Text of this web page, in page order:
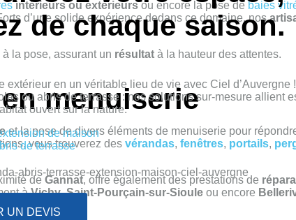
de chaque saison.
extérieur en un véritable lieu de vie avec Ciel d’Auvergne
ou abris de terrasse : nos solutions sur-mesure allient
ouvert sur la nature.
de maison
de terrasse
UN DEVIS
intérieurs ou extérieursou encore la pose de baies
d’une solide expérience dedans ce domaine, nos
la pose, assurant un résultat à la hauteur des attentes.
menuiserie
et la pose de divers éléments de menuiserie pour
vous trouverez des vérandas, fenêtres, portails,
de Gannat, offre également des prestations de
àVichy,Saint-Pourçain-sur-Sioule ou encore